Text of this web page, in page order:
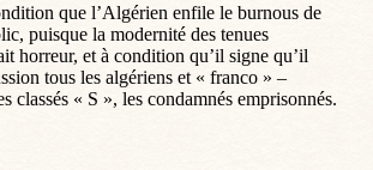
que l’Algérien enfile le burnous de
puisque la modernité des tenues
horreur, et à condition qu’il signe qu’il
tous les algériens et « franco » –
classés « S », les condamnés emprisonnés.